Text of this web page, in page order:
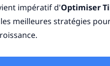
impératif d'Optimiser
meilleures stratégies